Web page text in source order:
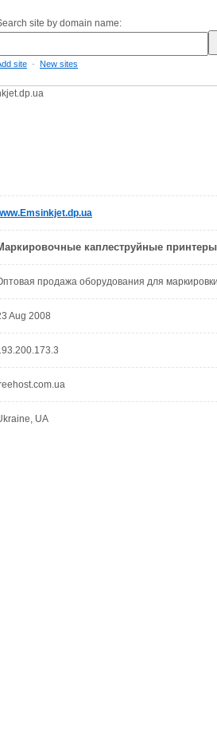
site by domain name:
site - New sites
каплеструйные принтеры
продажа оборудования для
Aug 2008
UA